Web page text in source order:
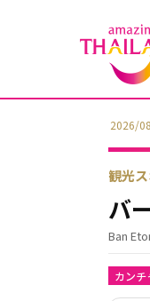
2026/
観光
バ
Ban
カンチ